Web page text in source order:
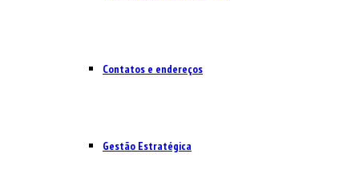
Contatos e endereços
Gestão Estratégica